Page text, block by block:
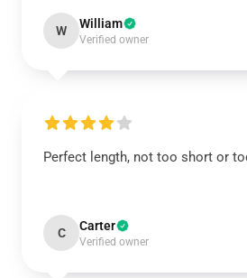
W William
Verified owner
Perfect length, not too short or
C Carter
Verified owner